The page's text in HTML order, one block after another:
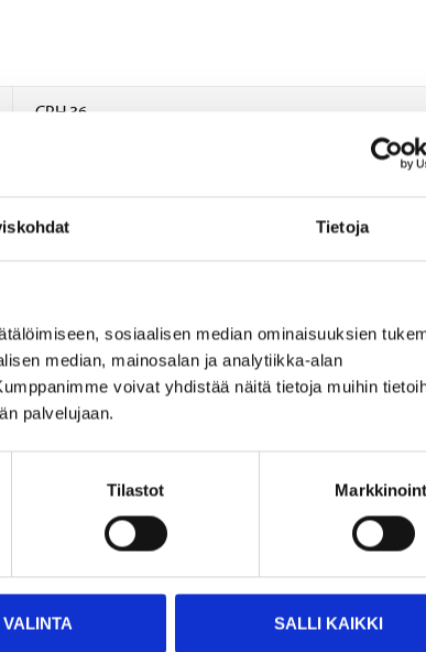
Tietoja
sosiaalisen median ominaisuuksien
median, mainosalan ja analytiikka-alan
voivat yhdistää näitä tietoja muihin
palvelujaan.
Tilastot
SALLI KAIKKI
CPH 36
2500 rpm
Ø 18 mm
100 dB (A) (±3dB)
2,3 kg (Utan tillbehör)
5 kg (Med teleskophandtag & batteripaket)